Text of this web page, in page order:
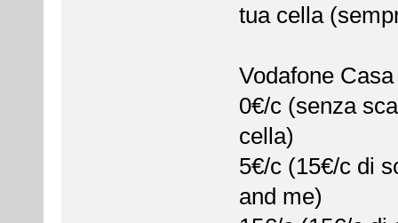
tua cella
Vodafone
0€/c (senza
cella)
5€/c (15€/c di
and me)